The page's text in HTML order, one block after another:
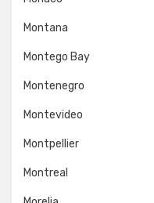
Montana
Montego Bay
Montenegro
Montevideo
Montpellier
Montreal